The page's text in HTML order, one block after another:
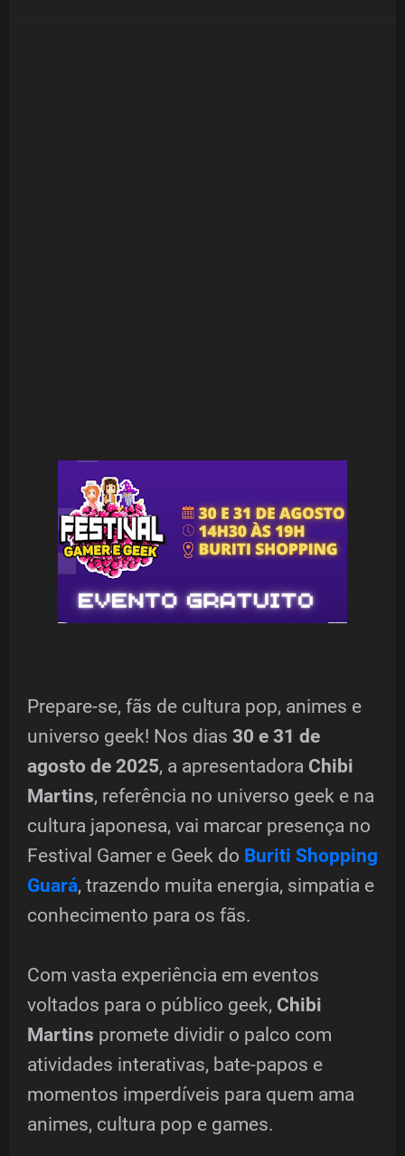
Prepare-se, fãs de cultura pop, animes e
universo geek! Nos dias 30 e 31 de
agosto de 2025, a apresentadora Chibi
Martins, referência no universo geek e na
cultura japonesa, vai marcar presença no
Festival Gamer e Geek do Buriti Shopping
Guará, trazendo muita energia, simpatia e
conhecimento para os fãs.
Com vasta experiência em eventos
voltados para o público geek, Chibi
Martins promete dividir o palco com
atividades interativas, bate-papos e
momentos imperdíveis para quem ama
animes, cultura pop e games.